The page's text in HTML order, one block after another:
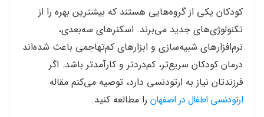
کودکان یکی از گروه‌هایی هستند که بیشترین بهره را از
تکنولوژی‌های جدید می‌برند. اسکنرهای سه‌بعدی،
نرم‌افزارهای شبیه‌سازی و ابزارهای کم‌تهاجمی باعث شده‌اند
درمان کودکان سریع‌تر، کم‌دردتر و کارآمدتر باشد. اگر
فرزندتان نیاز به ارتودنسی دارد، توصیه می‌کنم مقاله
ارتودنسی اطفال در اصفهان را مطالعه کنید.